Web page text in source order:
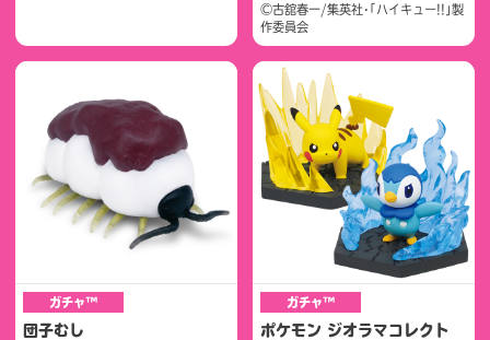
©古舘春一/集英社･｢ハイキュー!!｣製
作委員会
ガチャ™
団子むし
ガチャ™
ポケモン ジオラマコレクト